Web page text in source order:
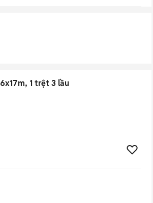
1 trệt 3 lầu